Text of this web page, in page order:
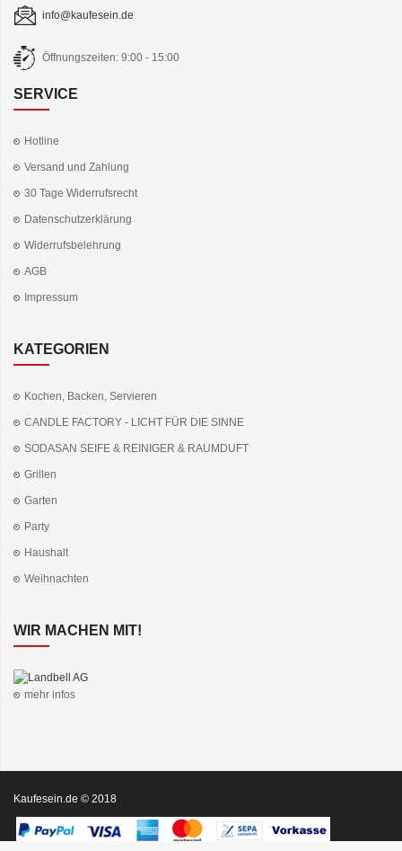
info@kaufesein.de
Öffnungszeiten: 9:00 - 15:00
SERVICE
Hotline
Versand und Zahlung
30 Tage Widerrufsrecht
Datenschutzerklärung
Widerrufsbelehrung
AGB
Impressum
KATEGORIEN
Kochen, Backen, Servieren
CANDLE FACTORY - LICHT FÜR DIE SINNE
SODASAN SEIFE & REINIGER & RAUMDUFT
Grillen
Garten
Party
Haushalt
Weihnachten
WIR MACHEN MIT!
mehr infos
Kaufesein.de © 2018